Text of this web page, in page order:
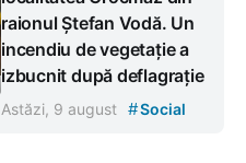
raionul Ștefan Vodă. Un
incendiu de vegetație a
izbucnit după deflagrație
Astăzi, 9 august #Social